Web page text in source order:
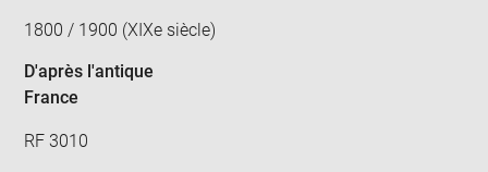
1800 / 1900 (XIXe siècle)
D'après l'antique
France
RF 3010